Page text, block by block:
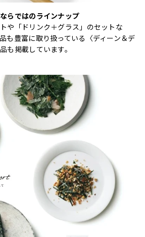
らではのラインナップ
や「ドリンク＋グラス」のセットな
も豊富に取り扱っている〈ディーン＆デ
も掲載しています。